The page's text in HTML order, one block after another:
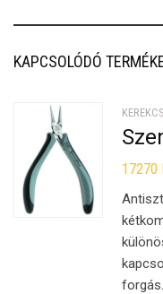
KAPCSOLÓDÓ
17270
forgás.